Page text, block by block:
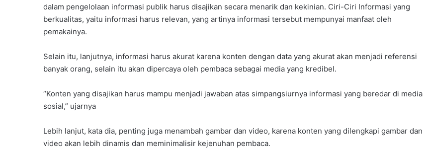
dalam pengelolaan informasi publik harus disajikan secara menarik dan kekinian. Ciri-Ciri Informasi yang
berkualitas, yaitu informasi harus relevan, yang artinya informasi tersebut mempunyai manfaat oleh
pemakainya.
Selain itu, lanjutnya, informasi harus akurat karena konten dengan data yang akurat akan menjadi referensi
banyak orang, selain itu akan dipercaya oleh pembaca sebagai media yang kredibel.
“Konten yang disajikan harus mampu menjadi jawaban atas simpangsiurnya informasi yang beredar di media
sosial,” ujarnya
Lebih lanjut, kata dia, penting juga menambah gambar dan video, karena konten yang dilengkapi gambar dan
video akan lebih dinamis dan meminimalisir kejenuhan pembaca.